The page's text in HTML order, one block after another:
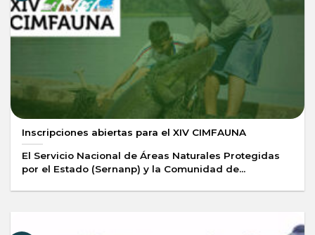
Inscripciones abiertas para el XIV CIMFAUNA
El Servicio Nacional de Áreas Naturales Protegidas
por el Estado (Sernanp) y la Comunidad de...